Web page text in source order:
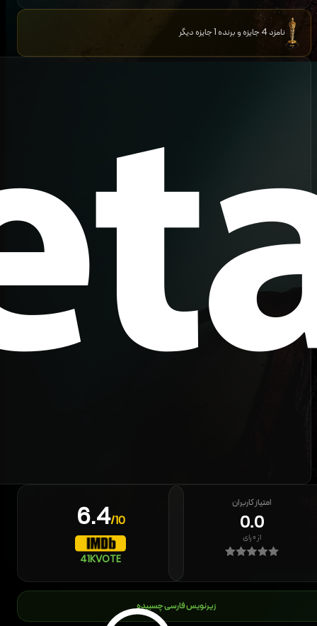
نامزد 4 جایزه و برنده 1 جایزه دیگر
6.4/10
41KVOTE
امتیاز کاربران
0.0
از۰رای
زیرنویس فارسی چسبیده